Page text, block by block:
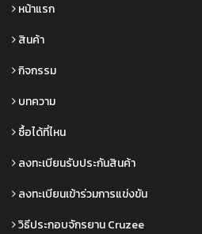
หน้าแรก
สินค้า
กิจกรรม
บทความ
ซื้อได้ที่ไหน
ลงทะเบียนรับประกันสินค้า
ลงทะเบียนเข้าร่วมการแข่งขัน
วิธีประกอบจักรยาน Cruzee